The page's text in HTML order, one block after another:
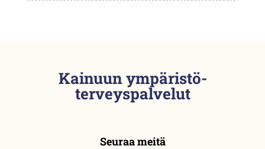
Kainuun ympäristö­
terveyspalvelut
Seuraa meitä